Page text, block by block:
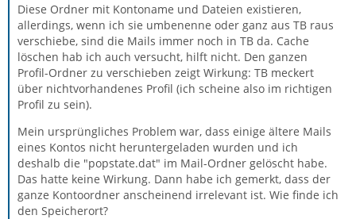
Diese Ordner mit Kontoname und Dateien existieren,
allerdings, wenn ich sie umbenenne oder ganz aus TB raus
verschiebe, sind die Mails immer noch in TB da. Cache
löschen hab ich auch versucht, hilft nicht. Den ganzen
Profil-Ordner zu verschieben zeigt Wirkung: TB meckert
über nichtvorhandenes Profil (ich scheine also im richtigen
Profil zu sein).
Mein ursprüngliches Problem war, dass einige ältere Mails
eines Kontos nicht heruntergeladen wurden und ich
deshalb die "popstate.dat" im Mail-Ordner gelöscht habe.
Das hatte keine Wirkung. Dann habe ich gemerkt, dass der
ganze Kontoordner anscheinend irrelevant ist. Wie finde ich
den Speicherort?